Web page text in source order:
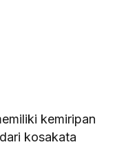
kemiripan
kosakata